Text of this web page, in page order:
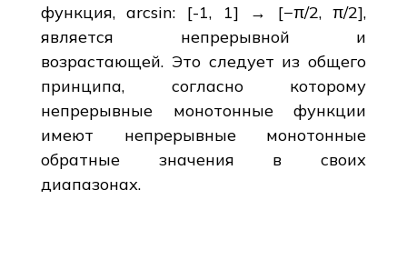
функция, arcsin: [-1, 1] → [−π/2, π/2],
является непрерывной и
возрастающей. Это следует из общего
принципа, согласно которому
непрерывные монотонные функции
имеют непрерывные монотонные
обратные значения в своих
диапазонах.